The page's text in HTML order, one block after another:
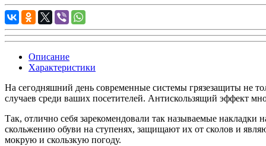
Описание
Характеристики
На сегодняшний день современные системы грязезащиты не
случаев среди ваших посетителей. Антискользящий эффект
Так, отлично себя зарекомендовали так называемые
скольжению обуви на ступенях, защищают их от сколов и
мокрую и скользкую погоду.